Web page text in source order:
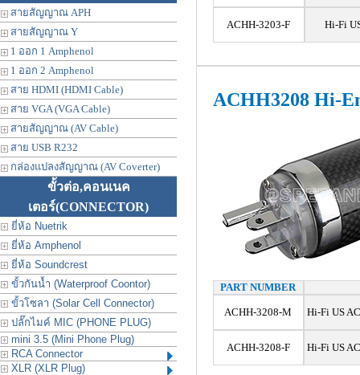
สายสัญญาณ APH
สายสัญญาณ Y
1 ออก 1 Amphenol
1 ออก 2 Amphenol
สาย HDMI (HDMI Cable)
สาย VGA (VGA Cable)
สายสัญญาณ (AV Cable)
สาย USB R232
กล่องแปลงสัญญาณ (AV Coverter)
ขั้วต่อ,คอนเนค
เตอร์(CONNECTOR)
ยี่ห้อ Nuetrik
ยี่ห้อ Amphenol
ยี่ห้อ Soundcrest
ขั้วกันน้ำ (Waterproof Coontor)
ขั้วโซลา (Solar Cell Connector)
ปลั๊กไมค์ MIC (PHONE PLUG)
mini 3.5 (Mini Phone Plug)
RCA Connector
XLR (XLR Plug)
ACHH-3203-F Hi-Fi
ACHH3208 Hi-
PART NUMBER
ACHH-3208-M Hi-Fi US
ACHH-3208-F Hi-Fi US